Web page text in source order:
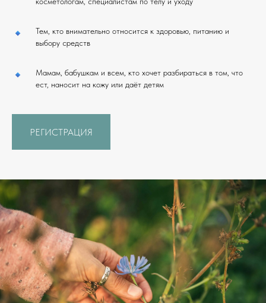
Тем, кто внимательно относится к здоровью, питанию и
выбору средств
Мамам, бабушкам и всем, кто хочет разбираться в том, что
ест, наносит на кожу или даёт детям
РЕГИСТРАЦИЯ